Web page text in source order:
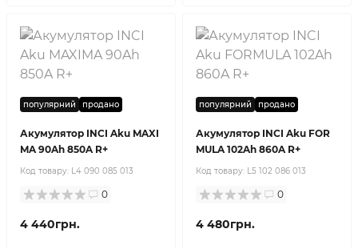
популярний продано
Акумулятор INCI Aku MAXI
MA 90Ah 850A R+
Код товару: L4 090 085 013
0
4 440грн.
популярний продано
Акумулятор INCI Aku FOR
MULA 102Ah 860A R+
Код товару: L5 102 086 013
0
4 480грн.